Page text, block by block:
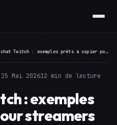
Règles chat Twitch : exemples prêts à copier pour streamers
Mai 202612 min de lecture
: exemples
streamers